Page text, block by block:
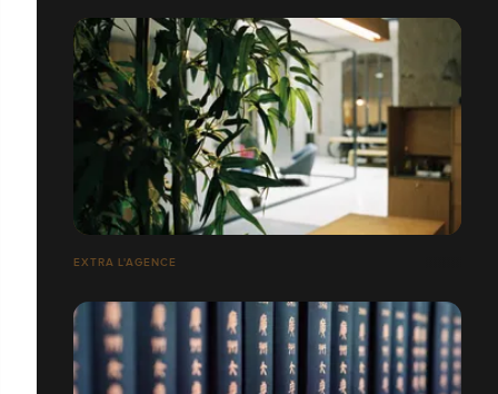
EXTRA L'AGENCE